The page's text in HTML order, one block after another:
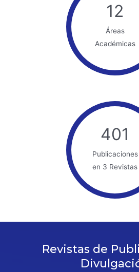
12
Áreas
Académicas
401
Publicaciones
en 3 Revistas
Revistas de